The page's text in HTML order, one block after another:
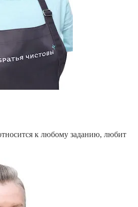
к любому заданию, любит